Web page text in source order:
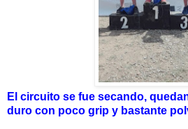
El circuito se fue secando,
duro con poco grip y bastante